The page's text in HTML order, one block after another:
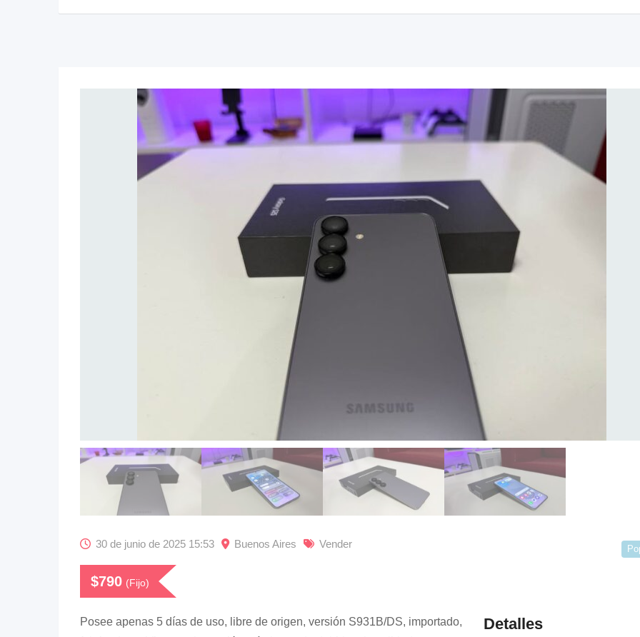
30 de junio de 2025 15:53 Buenos Aires Vender
$790 (Fijo)
Posee apenas 5 días de uso, libre de origen, versión S931B/DS, importado,
Detalles